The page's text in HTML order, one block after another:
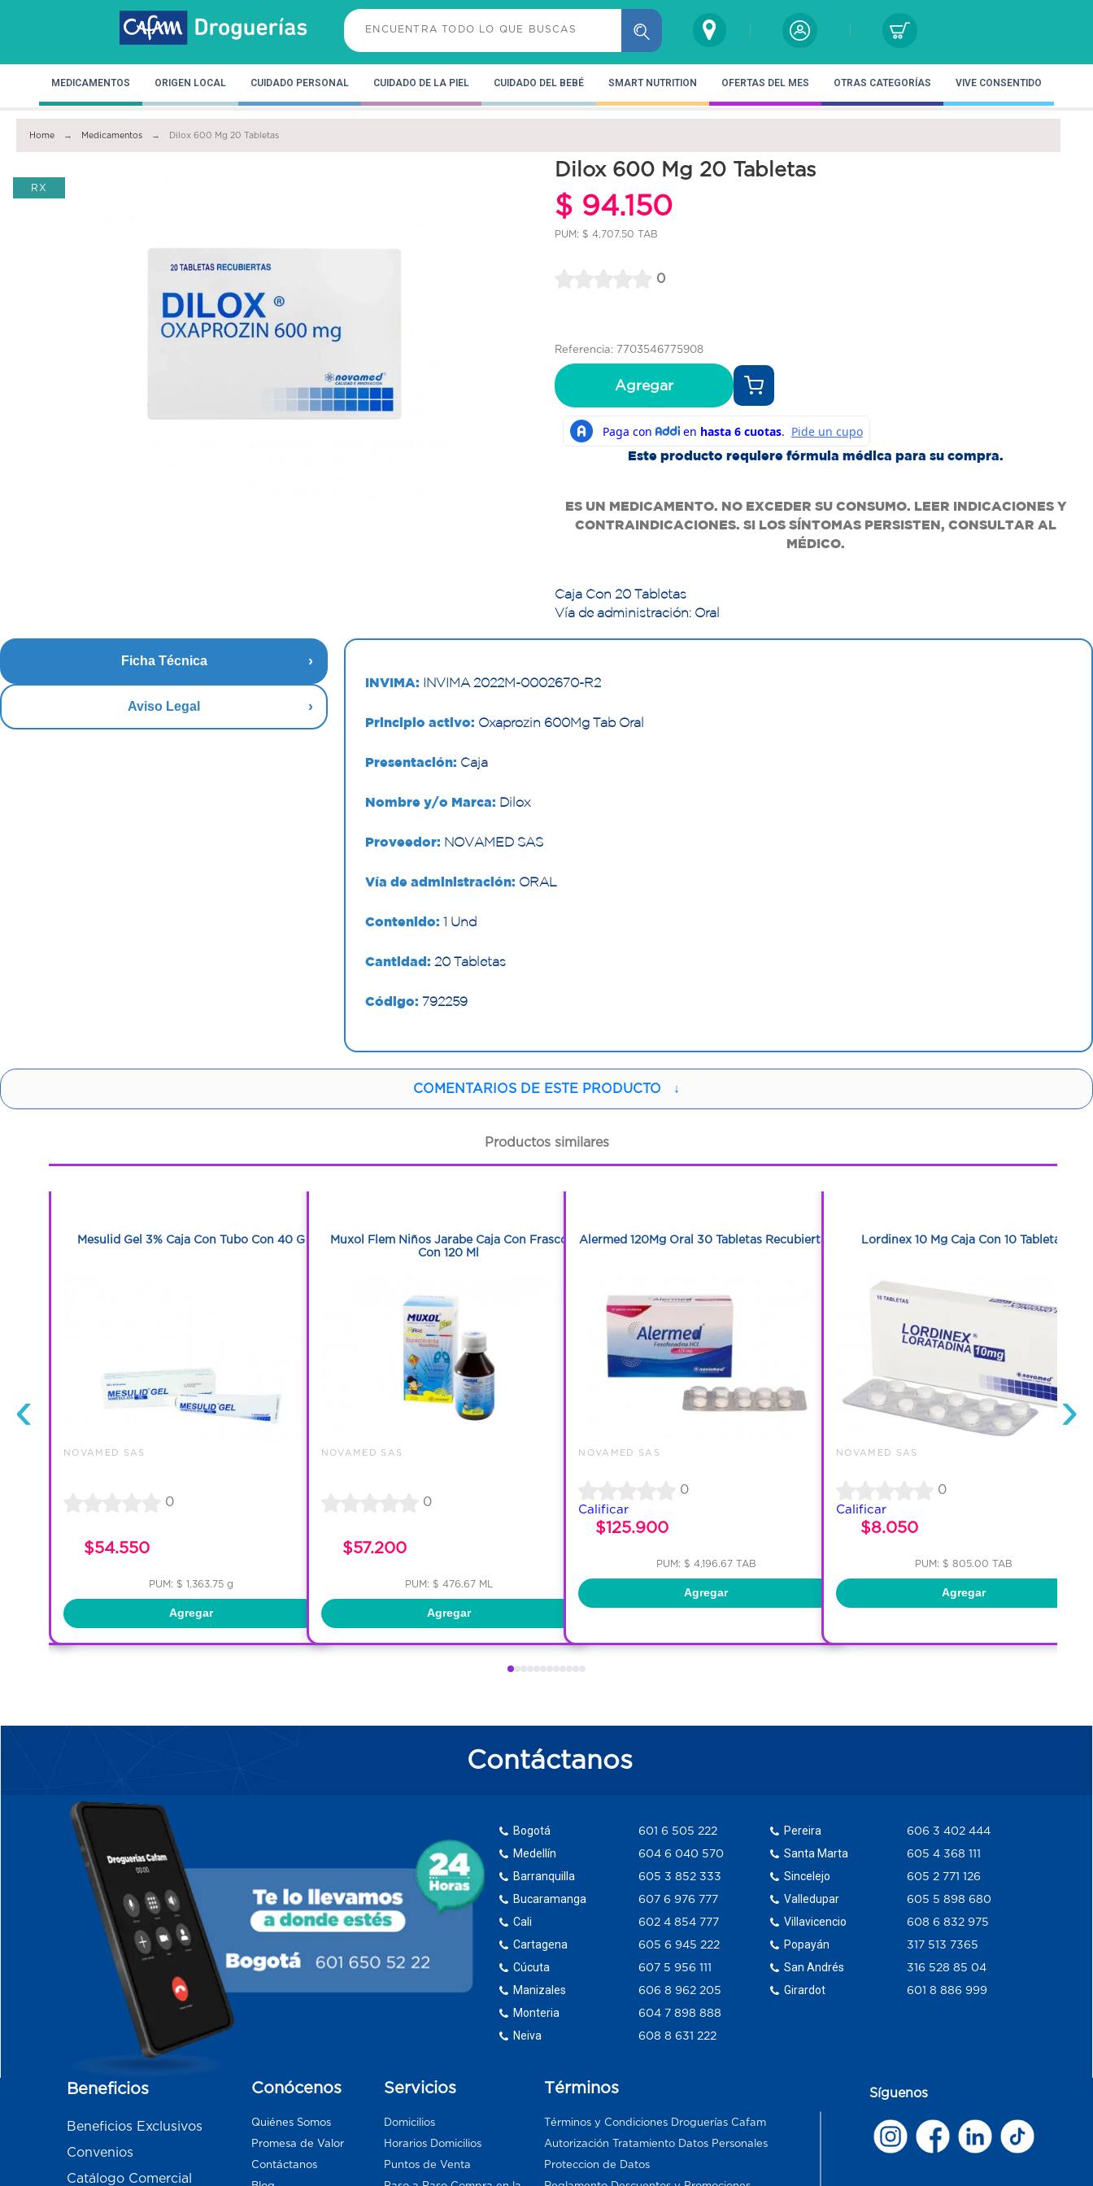
MEDICAMENTOS ORIGEN LOCAL CUIDADO PERSONAL CUIDADO DE LA PIEL CUIDADO DEL BEBÉ SMART NUTRITION OFERTAS DEL MES OTRAS CATEGORÍAS VIVE CONSENTIDO
Home Medicamentos Dilox 600 Mg 20 Tabletas
RX
Dilox 600 Mg 20 Tabletas
$ 94.150
PUM: $ 4,707.50 TAB
0
Referencia: 7703546775908
Agregar
Este producto requiere fórmula médica para su compra.
ES UN MEDICAMENTO. NO EXCEDER SU CONSUMO. LEER INDICACIONES Y
CONTRAINDICACIONES. SI LOS SÍNTOMAS PERSISTEN, CONSULTAR AL
MÉDICO.
Caja Con 20 Tabletas
Vía de administración: Oral
Ficha Técnica
Aviso Legal
INVIMA: INVIMA 2022M-0002670-R2
Principio activo: Oxaprozin 600Mg Tab Oral
Presentación: Caja
Nombre y/o Marca: Dilox
Proveedor: NOVAMED SAS
Vía de administración: ORAL
Contenido: 1 Und
Cantidad: 20 Tabletas
Código: 792259
COMENTARIOS DE ESTE PRODUCTO ↓
Productos similares
‹
Mesulid Gel 3% Caja Con Tubo Con 40 G
NOVAMED SAS
0
$54.550
PUM: $ 1,363.75 g
Agregar
Muxol Flem Niños Jarabe Caja Con Frasco
Con 120 Ml
NOVAMED SAS
0
$57.200
PUM: $ 476.67 ML
Agregar
Alermed 120Mg Oral 30 Tabletas Recubiertas
NOVAMED SAS
0
Calificar
$125.900
PUM: $ 4,196.67 TAB
Agregar
Lordinex 10 Mg Caja Con 10 Tabletas
NOVAMED SAS
0
Calificar
$8.050
PUM: $ 805.00 TAB
Agregar
›
Contáctanos
Bogotá
Medellín
Barranquilla
Bucaramanga
Cali
Cartagena
Cúcuta
Manizales
Monteria
Neiva
601 6 505 222
604 6 040 570
605 3 852 333
607 6 976 777
602 4 854 777
605 6 945 222
607 5 956 111
606 8 962 205
604 7 898 888
608 8 631 222
Pereira
Santa Marta
Sincelejo
Valledupar
Villavicencio
Popayán
San Andrés
Girardot
606 3 402 444
605 4 368 111
605 2 771 126
605 5 898 680
608 6 832 975
317 513 7365
316 528 85 04
601 8 886 999
Beneficios
Beneficios Exclusivos
Convenios
Catálogo Comercial
Conócenos
Quiénes Somos
Promesa de Valor
Contáctanos
Servicios
Domicilios
Horarios Domicilios
Puntos de Venta
Términos
Términos y Condiciones Droguerías Cafam
Autorización Tratamiento Datos Personales
Proteccion de Datos
Síguenos